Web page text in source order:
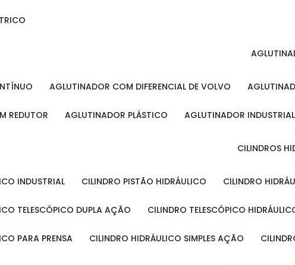
AGLUTINADOR COM DIFERENCIAL DE VOLVO
REDUTOR AGLUTINADOR PLÁSTICO AGLUTINADOR INDUSTRIAL
CILINDROS
INDUSTRIAL CILINDRO PISTÃO HIDRÁULICO CILINDRO
TELESCÓPICO DUPLA AÇÃO CILINDRO TELESCÓPICO
PARA PRENSA CILINDRO HIDRÁULICO SIMPLES AÇÃO